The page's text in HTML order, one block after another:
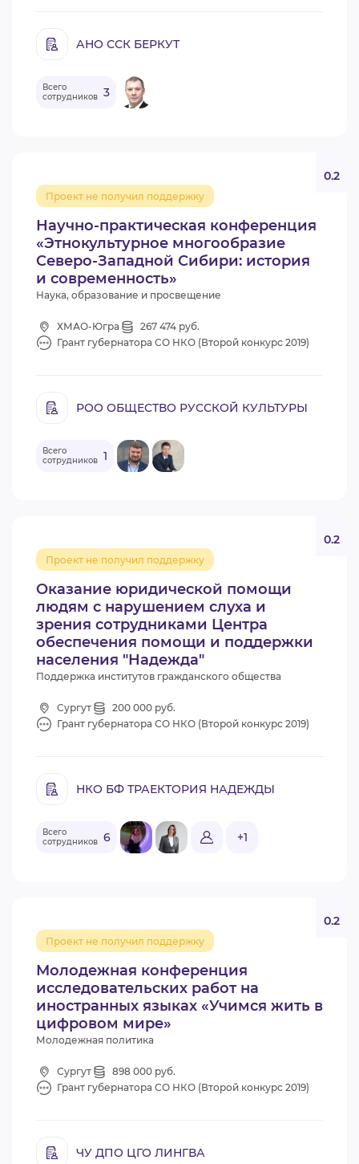
АНО ССК БЕРКУТ
Всего
сотрудников 3
Научно-практическая конференция
«Этнокультурное многообразие
Северо-Западной Сибири: история
и современность»
Проект не получил поддержку
0.2
Наука, образование и просвещение
ХМАО-Югра
267 474 руб.
Грант губернатора СО НКО (Второй конкурс 2019)
РОО ОБЩЕСТВО РУССКОЙ КУЛЬТУРЫ
Всего
сотрудников 1
Оказание юридической помощи
людям с нарушением слуха и
зрения сотрудниками Центра
обеспечения помощи и поддержки
населения "Надежда"
Проект не получил поддержку
0.2
Поддержка институтов гражданского общества
Сургут
200 000 руб.
Грант губернатора СО НКО (Второй конкурс 2019)
НКО БФ ТРАЕКТОРИЯ НАДЕЖДЫ
Всего
сотрудников 6 +1
Молодежная конференция
исследовательских работ на
иностранных языках «Учимся жить в
цифровом мире»
Проект не получил поддержку
0.2
Молодежная политика
Сургут
898 000 руб.
Грант губернатора СО НКО (Второй конкурс 2019)
ЧУ ДПО ЦГО ЛИНГВА